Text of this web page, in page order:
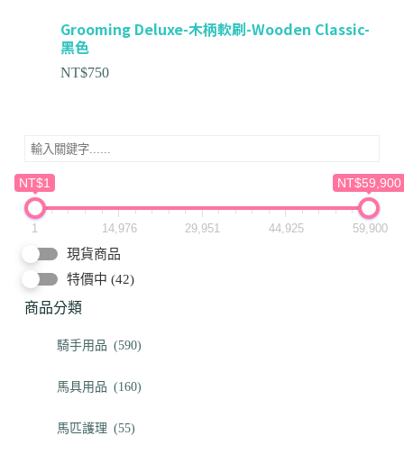
NT$1 NT$59,900
1 14,976 29,951 44,925 59,900
現貨商品
特價中 (42)
商品分類
騎手用品 (590)
馬具用品 (160)
馬匹護理 (55)
Grooming Deluxe-木柄軟刷-Wooden Classic-
黑色
NT$750